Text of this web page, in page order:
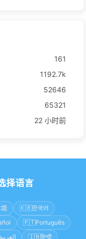
161
1192.7k
52646
65321
22 小时前
择语言
🇰🇷한국어
🇵🇹Português
🇮🇳हिन्दी